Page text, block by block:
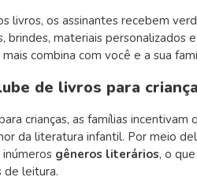
livros, os assinantes recebem
materiais personalizados
combina com você e a sua
de livros para
crianças, as famílias
da literatura infantil. Por meio
gêneros literários, o
de leitura.